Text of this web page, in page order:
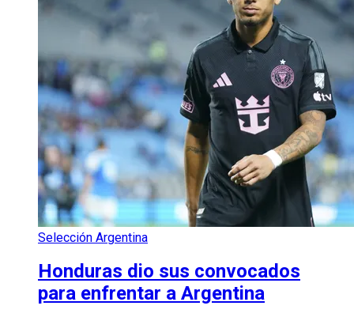
Selección Argentina
Honduras dio sus convocados
para enfrentar a Argentina